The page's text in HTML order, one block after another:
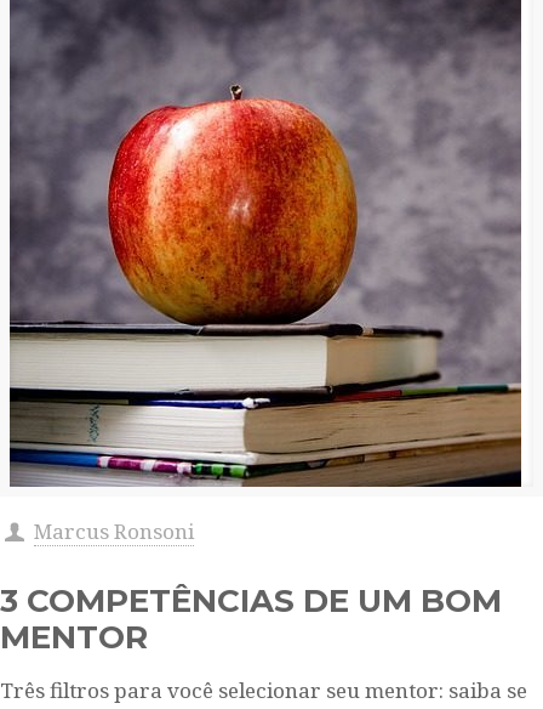
Marcus Ronsoni
3 COMPETÊNCIAS DE UM BOM
MENTOR
Três filtros para você selecionar seu mentor: saiba se